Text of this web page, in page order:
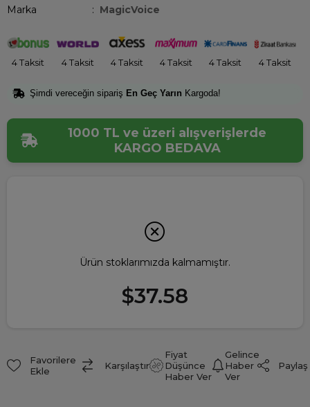
Marka : MagicVoice
4 Taksit 4 Taksit 4 Taksit 4 Taksit 4 Taksit 4 Taksit
Şimdi vereceğin sipariş En Geç Yarın Kargoda!
1000 TL ve üzeri alışverişlerde
KARGO BEDAVA
Ürün stoklarımızda kalmamıştır.
$37.58
Favorilere
Ekle
Karşılaştır
Fiyat
Düşünce
Haber Ver
Gelince
Haber
Ver
Paylaş